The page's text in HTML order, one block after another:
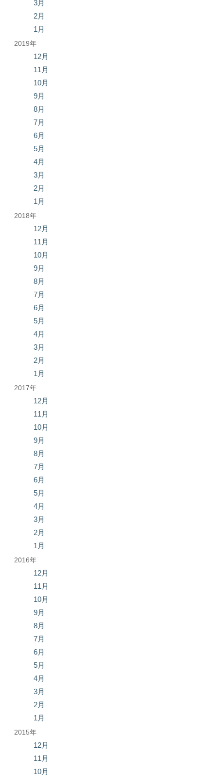
3月
2月
1月
2019年
12月
11月
10月
9月
8月
7月
6月
5月
4月
3月
2月
1月
2018年
12月
11月
10月
9月
8月
7月
6月
5月
4月
3月
2月
1月
2017年
12月
11月
10月
9月
8月
7月
6月
5月
4月
3月
2月
1月
2016年
12月
11月
10月
9月
8月
7月
6月
5月
4月
3月
2月
1月
2015年
12月
11月
10月